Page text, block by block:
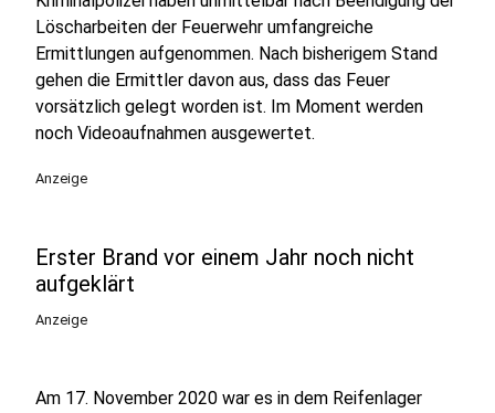
Löscharbeiten der Feuerwehr umfangreiche
Ermittlungen aufgenommen. Nach bisherigem Stand
gehen die Ermittler davon aus, dass das Feuer
vorsätzlich gelegt worden ist. Im Moment werden
noch Videoaufnahmen ausgewertet.
Anzeige
Erster Brand vor einem Jahr noch nicht
aufgeklärt
Anzeige
Am 17. November 2020 war es in dem Reifenlager